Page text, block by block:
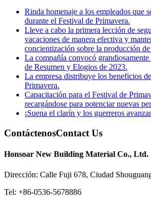
Rinda homenaje a los empleados que
durante el Festival de Primavera.
Lleve a cabo la primera lección de
vacaciones de manera efectiva y
concientización sobre la producción
La compañía convocó
de Resumen y Elogios de 2023.
La empresa distribuye los beneficios
Primavera.
Capacitación para el Festival de
recargándose para potenciar nuevas
¡Suena el clarín y los guerreros
ContáctenosContact Us
Honsoar New Building Material Co., Ltd.
Dirección: Calle Fuji 678, Ciudad
Tel: +86-0536-5678886